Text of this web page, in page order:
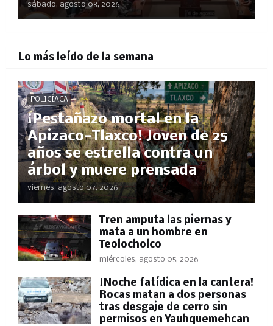
sábado, agosto 08, 2026
Lo más leído de la semana
POLICÍACA
¡Pestañazo mortal en la
Apizaco-Tlaxco! Joven de 25
años se estrella contra un
árbol y muere prensada
viernes, agosto 07, 2026
Tren amputa las piernas y
mata a un hombre en
Teolocholco
miércoles, agosto 05, 2026
​¡Noche fatídica en la cantera!
Rocas matan a dos personas
tras desgaje de cerro sin
permisos en Yauhquemehcan